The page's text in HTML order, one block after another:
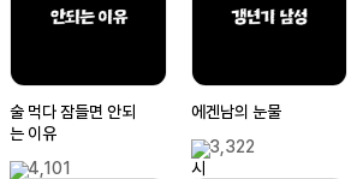
술 먹다 잠들면 안되
는 이유
4,101
에겐남의 눈물
3,322